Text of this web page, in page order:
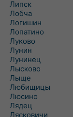
Липск
Лобча
Логишин
Лопатино
Луково
Лунин
Лунинец
Лысково
Лыще
Любищицы
Люсино
Лядец
Лясковичи